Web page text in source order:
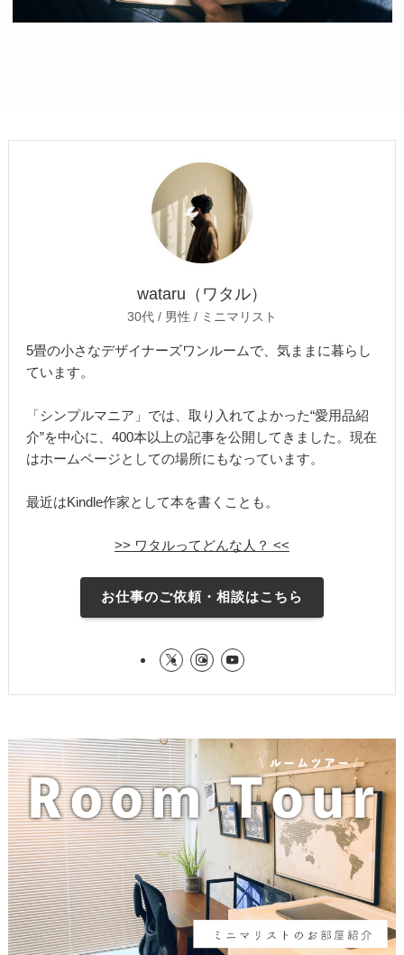
wataru（ワタル）
30代 / 男性 / ミニマリスト
5畳の小さなデザイナーズワンルームで、気ままに暮らし
ています。
「シンプルマニア」では、取り入れてよかった“愛用品紹
介”を中心に、400本以上の記事を公開してきました。現在
はホームページとしての場所にもなっています。
最近はKindle作家として本を書くことも。
>> ワタルってどんな人？ <<
お仕事のご依頼・相談はこちら